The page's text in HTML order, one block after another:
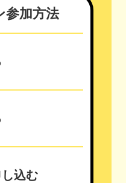
参加方法
込む